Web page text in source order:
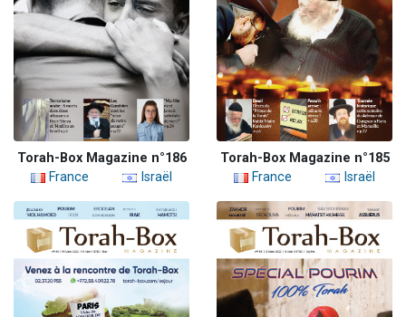
Torah-Box Magazine n°186
France
Israël
Torah-Box Magazine n°185
France
Israël